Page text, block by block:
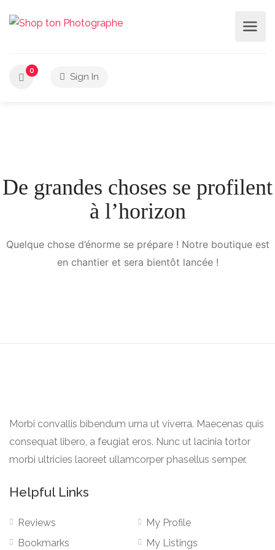
0
Sign In
De grandes choses se profilent
à l’horizon
Quelque chose d’énorme se prépare ! Notre boutique est
en chantier et sera bientôt lancée !
Morbi convallis bibendum urna ut viverra. Maecenas quis
consequat libero, a feugiat eros. Nunc ut lacinia tortor
morbi ultricies laoreet ullamcorper phasellus semper.
Helpful Links
Reviews
Bookmarks
My Profile
My Listings